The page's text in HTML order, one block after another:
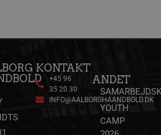
KONTAKT
+45 96
35 20 30
INFO@AALBORGHAANDBOLD.DK
ANDET
YOUTH
CAMP